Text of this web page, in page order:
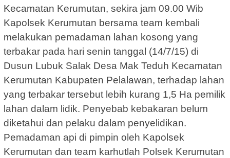
Kecamatan Kerumutan, sekira jam 09.00 Wib
Kapolsek Kerumutan bersama team kembali
melakukan pemadaman lahan kosong yang
terbakar pada hari senin tanggal (14/7/15) di
Dusun Lubuk Salak Desa Mak Teduh Kecamatan
Kerumutan Kabupaten Pelalawan, terhadap lahan
yang terbakar tersebut lebih kurang 1,5 Ha pemilik
lahan dalam lidik. Penyebab kebakaran belum
diketahui dan pelaku dalam penyelidikan.
Pemadaman api di pimpin oleh Kapolsek
Kerumutan dan team karhutlah Polsek Kerumutan